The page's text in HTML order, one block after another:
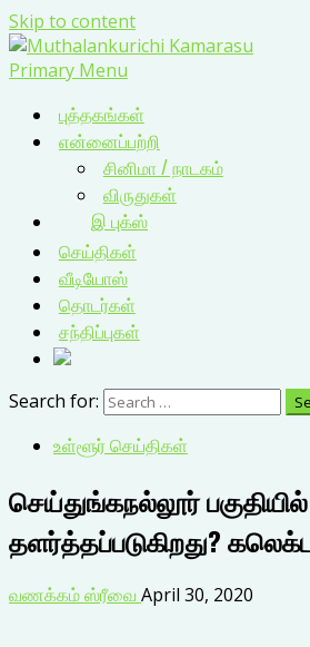
Skip to content
Primary Menu
புத்தகங்கள்
என்னைப்பற்றி
சினிமா / நாடகம்
விருதுகள்
இ புக்ஸ்
செய்திகள்
வீடியோஸ்
தொடர்கள்
சந்திப்புகள்
Search for:
உள்ளூர் செய்திகள்
செய்துங்கநல்லூர்
தளர்த்தப்படுகிறது?
வணக்கம் ஸ்ரீவை April 30, 2020